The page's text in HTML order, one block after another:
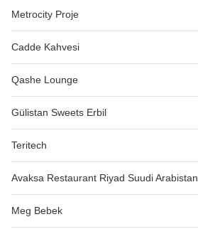
Metrocity Proje
Cadde Kahvesi
Qashe Lounge
Gülistan Sweets Erbil
Teritech
Avaksa Restaurant Riyad Suudi Arabistan
Meg Bebek